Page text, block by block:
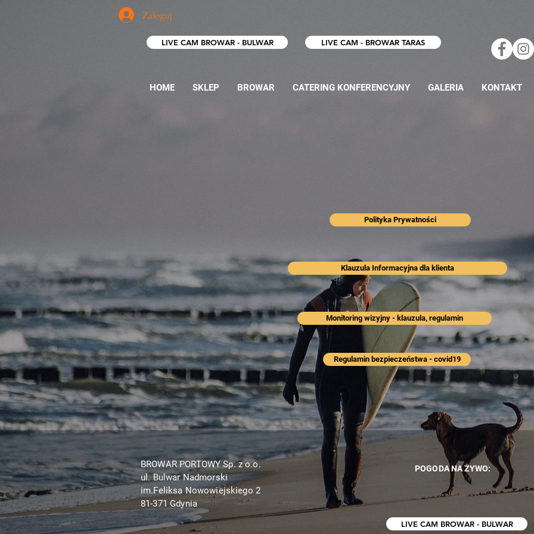
Zaloguj
LIVE CAM BROWAR - BULWAR LIVE CAM - BROWAR TARAS
HOME SKLEP BROWAR CATERING KONFERENCYJNY GALERIA KONTAKT
Polityka Prywatności
Klauzula Informacyjna dla klienta
Monitoring wizyjny - klauzula, regulamin
Regulamin bezpieczeństwa - covid19
BROWAR PORTOWY Sp. z o.o.
ul. Bulwar Nadmorski
im.Feliksa Nowowiejskiego 2
81-371 Gdynia
POGODA NA ŻYWO:
LIVE CAM BROWAR - BULWAR